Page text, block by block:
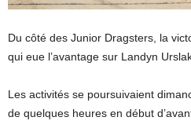
Du côté des Junior Dragsters, la
qui eue l’avantage sur Landyn
Les activités se poursuivaient
de quelques heures en début